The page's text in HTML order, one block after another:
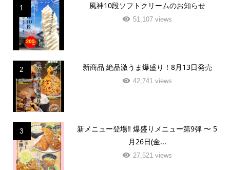
1 風神10段ソフトクリームのお知らせ
51,107 views
2 新商品 絶品激うま爆盛り！8月13日発売
42,741 views
3
新メニュー登場‼️ 爆盛りメニュー第9弾 〜 5
月26日(金...
27,521 views